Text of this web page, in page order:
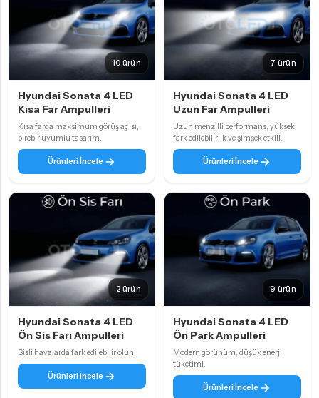
10 ürün
Hyundai Sonata 4 LED
Kısa Far Ampulleri
Kısa farda maksimum görüş açısı,
birebir uyumlu tasarım.
Ürünleri İncele
7 ürün
Hyundai Sonata 4 LED
Uzun Far Ampulleri
Uzun menzilli performans, yüksek
fark edilebilirlik ve şimşek etkili.
Ürünleri İncele
2 ürün
Hyundai Sonata 4 LED
Ön Sis Farı Ampulleri
Sisli havalarda fark edilebilir olun.
Ürünleri İncele
9 ürün
Hyundai Sonata 4 LED
Ön Park Ampulleri
Modern görünüm, düşük enerji
tüketimi.
Ürünleri İncele